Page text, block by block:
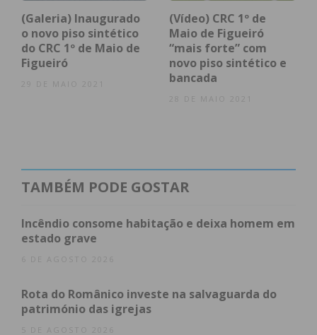
(Galeria) Inaugurado
o novo piso sintético
do CRC 1º de Maio de
Figueiró
29 DE MAIO 2021
(Vídeo) CRC 1º de
Maio de Figueiró
“mais forte” com
novo piso sintético e
bancada
28 DE MAIO 2021
TAMBÉM PODE GOSTAR
Incêndio consome habitação e deixa homem em
estado grave
6 DE AGOSTO 2026
Rota do Românico investe na salvaguarda do
património das igrejas
5 DE AGOSTO 2026